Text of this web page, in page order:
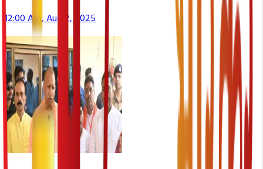
12:00 AM, Aug 2, 2025